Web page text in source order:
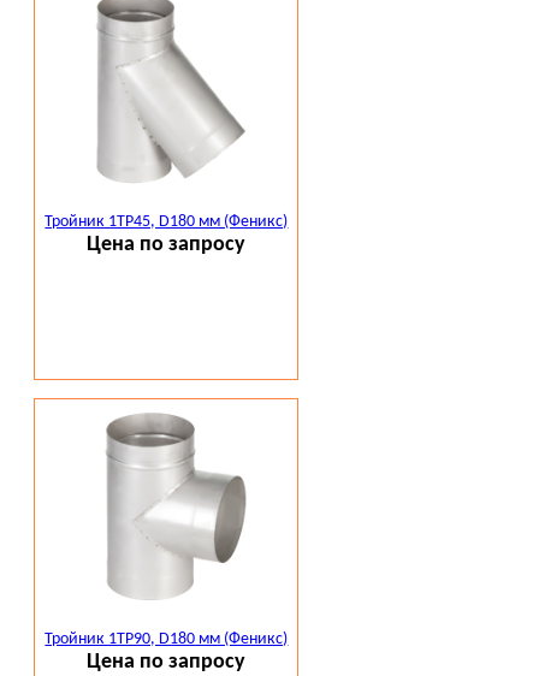
Тройник 1ТР45, D180 мм (Феникс)
Цена по запросу
Тройник 1ТР90, D180 мм (Феникс)
Цена по запросу